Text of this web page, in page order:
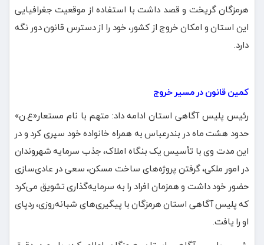
هرمزگان گریخت و قصد داشت با استفاده از موقعیت جغرافیایی
این استان و امکان خروج از کشور، خود را از دسترس قانون دور نگه
دارد.
کمین قانون در مسیر خروج
رئیس پلیس آگاهی استان ادامه داد: متهم با نام مستعار«ع.ن»
حدود هشت ماه در بندرعباس به همراه خانواده خود سپری کرد و در
این مدت وی با تأسیس یک بنگاه املاک، جذب سرمایه شهروندان
در امور ملکی، گرفتن پروژه‌های ساخت مسکن، سعی در عادی‌سازی
حضور خود داشت و همزمان افراد را به سرمایه‌گذاری تشویق می‌کرد
که پلیس آگاهی استان هرمزگان با پیگیری‌های شبانه‌روزی، ردپای
او را یافت.